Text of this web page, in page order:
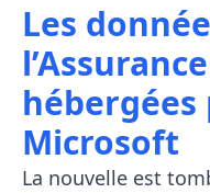
Les
hébergées
Microsoft
La nouvelle est